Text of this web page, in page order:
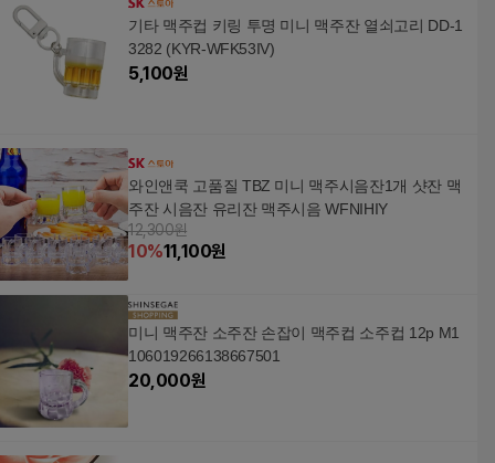
기타 맥주컵 키링 투명 미니 맥주잔 열쇠고리 DD-1
3282 (KYR-WFK53IV)
5,100원
와인앤쿡 고품질 TBZ 미니 맥주시음잔1개 샷잔 맥
주잔 시음잔 유리잔 맥주시음 WFNIHIY
12,300원
10%11,100원
미니 맥주잔 소주잔 손잡이 맥주컵 소주컵 12p M1
106019266138667501
20,000원